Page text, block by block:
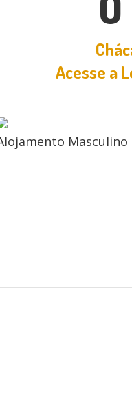
Acesse a
Masculino